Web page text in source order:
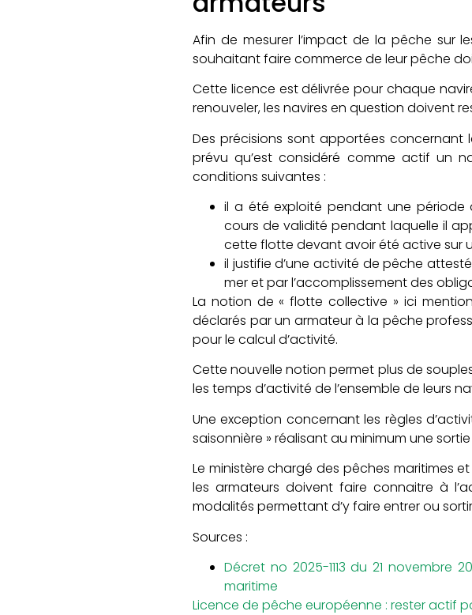
Afin de mesurer l’impact de la pêche sur
souhaitant faire commerce de leur pêche
Cette licence est délivrée pour chaque
renouveler, les navires en question doivent
Des précisions sont apportées concernant
prévu qu’est considéré comme actif un
conditions suivantes :
il a été exploité pendant une période
cours de validité pendant laquelle il
cette flotte devant avoir été active sur
il justifie d’une activité de pêche
mer et par l’accomplissement des
La notion de « flotte collective » ici
déclarés par un armateur à la pêche
pour le calcul d’activité.
Cette nouvelle notion permet plus de
les temps d’activité de l’ensemble de leurs
Une exception concernant les règles
saisonnière » réalisant au minimum une
Le ministère chargé des pêches maritimes
les armateurs doivent faire connaitre à
modalités permettant d’y faire entrer ou
Sources :
Décret no 2025-1113 du 21
maritime
Licence de pêche européenne : rester actif